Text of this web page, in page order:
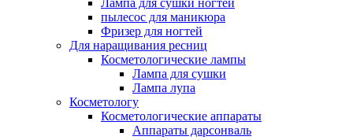
Лампа для сушки ногтей
пылесос для маникюра
Фризер для ногтей
Для наращивания ресниц
Косметологические лампы
Лампа для сушки
Лампа лупа
Косметологу
Косметологические аппараты
Аппараты дарсонваль